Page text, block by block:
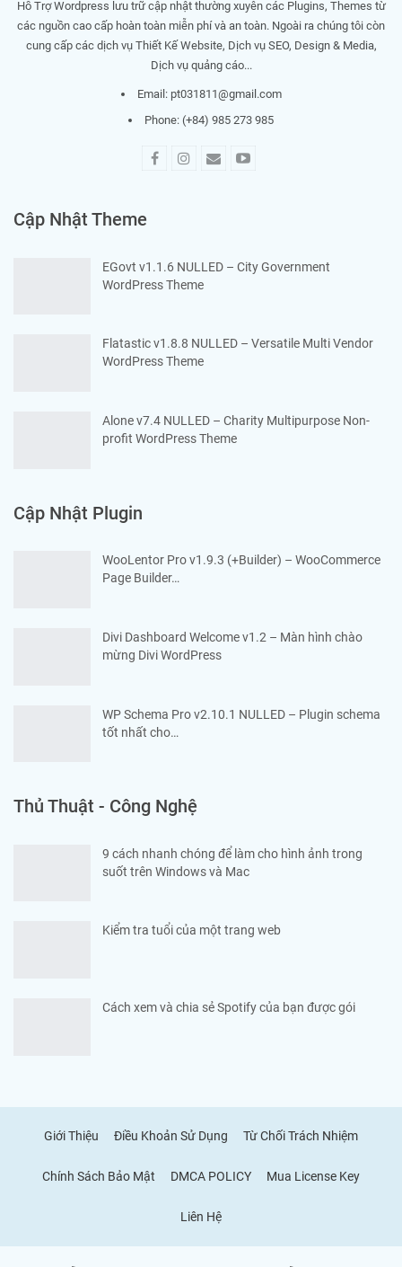
Hỗ Trợ Wordpress lưu trữ cập nhật thường xuyên các Plugins, Themes từ
các nguồn cao cấp hoàn toàn miễn phí và an toàn. Ngoài ra chúng tôi còn
cung cấp các dịch vụ Thiết Kế Website, Dịch vụ SEO, Design & Media,
Dịch vụ quảng cáo...
Email: pt031811@gmail.com
Phone: (+84) 985 273 985
Cập Nhật Theme
EGovt v1.1.6 NULLED – City Government
WordPress Theme
Flatastic v1.8.8 NULLED – Versatile Multi Vendor
WordPress Theme
Alone v7.4 NULLED – Charity Multipurpose Non-
profit WordPress Theme
Cập Nhật Plugin
WooLentor Pro v1.9.3 (+Builder) – WooCommerce
Page Builder…
Divi Dashboard Welcome v1.2 – Màn hình chào
mừng Divi WordPress
WP Schema Pro v2.10.1 NULLED – Plugin schema
tốt nhất cho…
Thủ Thuật - Công Nghệ
9 cách nhanh chóng để làm cho hình ảnh trong
suốt trên Windows và Mac
Kiểm tra tuổi của một trang web
Cách xem và chia sẻ Spotify của bạn được gói
Giới Thiệu Điều Khoản Sử Dụng Từ Chối Trách Nhiệm
Chính Sách Bảo Mật DMCA POLICY Mua License Key
Liên Hệ